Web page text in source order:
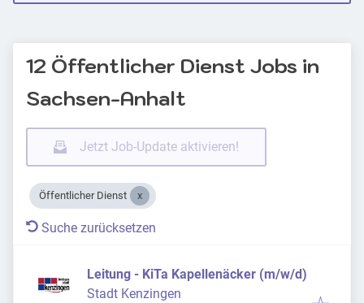
12 Öffentlicher Dienst Jobs in
Sachsen-Anhalt
Jetzt Job-Update aktivieren!
Öffentlicher Dienst
Suche zurücksetzen
Leitung - KiTa Kapellenäcker (m/w/d)
Stadt Kenzingen